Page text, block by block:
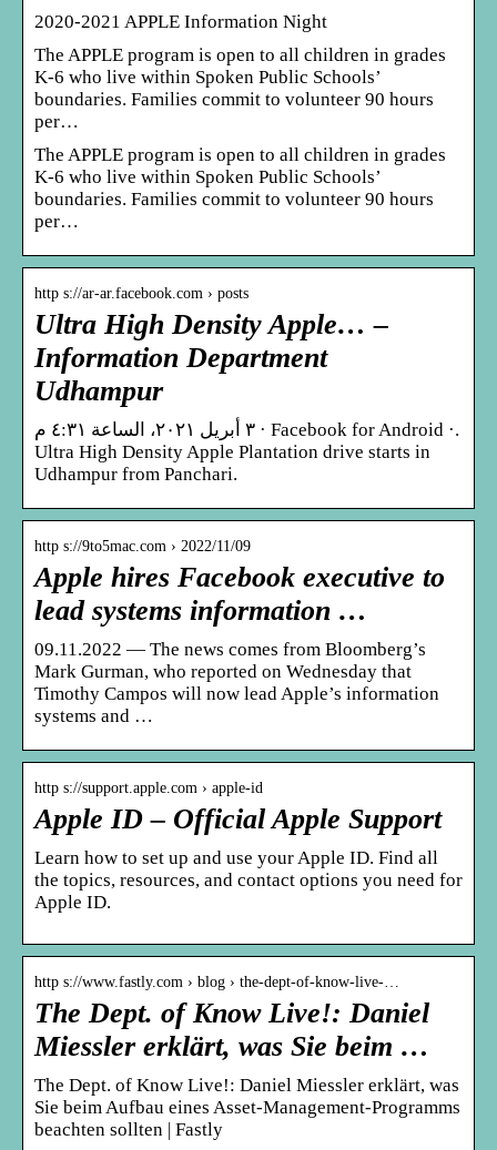
2020-2021 APPLE Information Night
The APPLE program is open to all children in grades
K-6 who live within Spoken Public Schools’
boundaries. Families commit to volunteer 90 hours
per…
The APPLE program is open to all children in grades
K-6 who live within Spoken Public Schools’
boundaries. Families commit to volunteer 90 hours
per…
http s://ar-ar.facebook.com › posts
Ultra High Density Apple… –
Information Department
Udhampur
‏٣ أبريل ٢٠٢١‏، الساعة ‏٤:٣١ م‏ · Facebook for Android ·.
Ultra High Density Apple Plantation drive starts in
Udhampur from Panchari.
http s://9to5mac.com › 2022/11/09
Apple hires Facebook executive to
lead systems information …
09.11.2022 — The news comes from Bloomberg’s
Mark Gurman, who reported on Wednesday that
Timothy Campos will now lead Apple’s information
systems and …
http s://support.apple.com › apple-id
Apple ID – Official Apple Support
Learn how to set up and use your Apple ID. Find all
the topics, resources, and contact options you need for
Apple ID.
http s://www.fastly.com › blog › the-dept-of-know-live-…
The Dept. of Know Live!: Daniel
Miessler erklärt, was Sie beim …
The Dept. of Know Live!: Daniel Miessler erklärt, was
Sie beim Aufbau eines Asset-Management-Programms
beachten sollten | Fastly